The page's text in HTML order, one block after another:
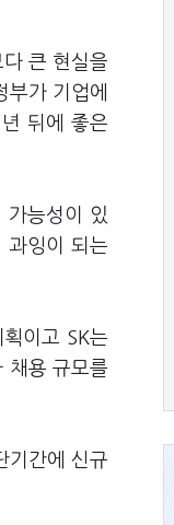
큰 현실을
가 기업에
뒤에 좋은
가능성이 있
과잉이 되는
이고 SK는
채용 규모를
기간에 신규